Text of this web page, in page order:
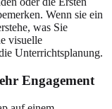
Wenn sie ein
was Sie
visuelle
Unterrichtsplanung.
Engagement